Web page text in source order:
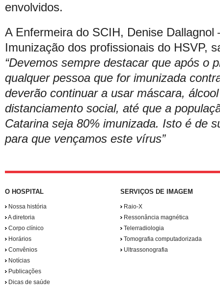
envolvidos.
A Enfermeira do SCIH, Denise Dallagnol
Imunização dos profissionais do HSVP,
“Devemos sempre destacar que após o
qualquer pessoa que for imunizada
deverão continuar a usar máscara,
distanciamento social, até que a
Catarina seja 80% imunizada. Isto é de
para que vençamos este vírus”
O HOSPITAL
Nossa história
A diretoria
Corpo clínico
Horários
Convênios
Notícias
Publicações
Dicas de saúde
SERVIÇOS DE IMAGEM
Raio-X
Ressonância magnética
Telerradiologia
Tomografia computadorizada
Ultrassonografia